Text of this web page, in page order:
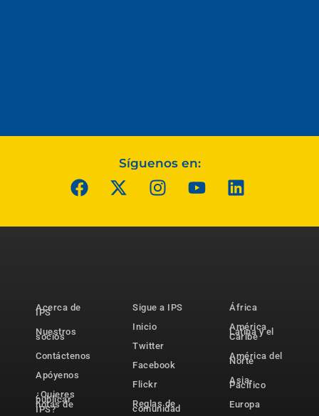
Síguenos en:
Acerca de
IPS
Nuestros
socios
Contáctenos
Apóyenos
¿Quieres
publicar
notas de
IPS?
Sigue a IPS
Inicio
Twitter
Facebook
Flickr
Reglas de
comunidad
África
América
Latina y el
Caribe
América del
Norte
Asia-
Pacífico
Europa